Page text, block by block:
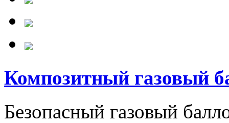
Композитный газовый
Безопасный газовый